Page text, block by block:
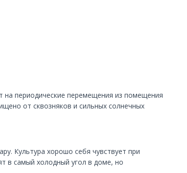
периодические перемещения из помещения
от сквозняков и сильных солнечных
Культура хорошо себя чувствует при
в самый холодный угол в доме, но